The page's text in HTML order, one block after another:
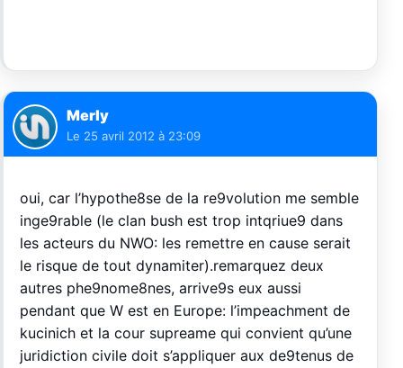
Merly
Le 25 avril 2012 à 23:09
oui, car l’hypothe8se de la re9volution me semble
inge9rable (le clan bush est trop intqriue9 dans
les acteurs du NWO: les remettre en cause serait
le risque de tout dynamiter).remarquez deux
autres phe9nome8nes, arrive9s eux aussi
pendant que W est en Europe: l’impeachment de
kucinich et la cour supreame qui convient qu’une
juridiction civile doit s’appliquer aux de9tenus de